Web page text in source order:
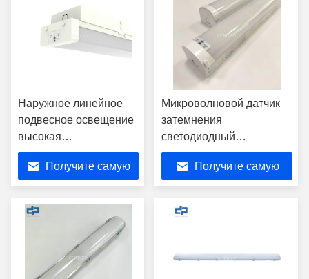
Наружное линейное
подвесное освещение
высокая
производительность
5000K 2000 Lm LED
линейный светильник
Получите самую
Микроволновой датчик
затемнения
светодиодный
оберточный свет с
бесшовным
комбинирующим
Получите самую